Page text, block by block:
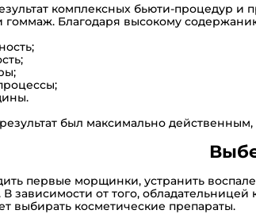
комплексных бьюти-процедур и
гоммаж. Благодаря высокому
был максимально
первые морщинки, устранить
В зависимости от того,
выбирать косметические препараты.